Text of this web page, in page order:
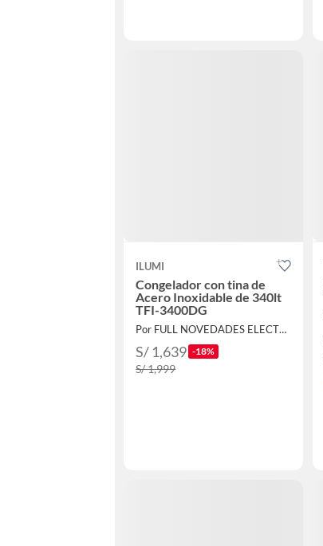
ILUMI
Congelador con tina de
Acero Inoxidable de 340lt
TFI-3400DG
Por FULL NOVEDADES ELECTROHOGAR E.I.R.L.
S/ 1,639 -18%
S/ 1,999